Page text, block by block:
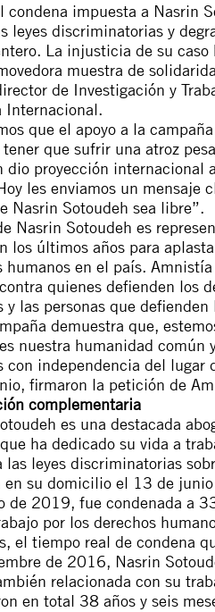
condena impuesta a Nasrin
leyes discriminatorias y
La injusticia de su
muestra de
de Investigación y
Internacional.
que el apoyo a la
tener que sufrir una atroz
dio proyección internacional
les enviamos un mensaje
Nasrin Sotoudeh sea libre”.
Nasrin Sotoudeh es
los últimos años para
humanos en el país.
quienes defienden los
y las personas que
demuestra que,
nuestra humanidad común
con independencia del
firmaron la petición de
complementaria
es una destacada
ha dedicado su vida a
las leyes discriminatorias
en su domicilio el 13 de
de 2019, fue condenada a
por los derechos
el tiempo real de condena
de 2016, Nasrin
relacionada con su
en total 38 años y seis